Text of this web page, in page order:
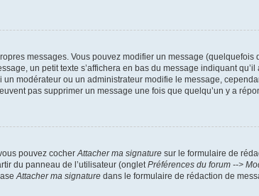
messages. Vous pouvez modifier un message
un petit texte s’affichera en bas du message indiquant qu’il
modérateur ou un administrateur modifie le message,
pas supprimer un message une fois que quelqu’un y a
pouvez cocherAttacher ma signature sur le formulaire de
du panneau de l’utilisateur (ongletPréférences du forum -->
Attacher ma signature dans le formulaire de rédaction de